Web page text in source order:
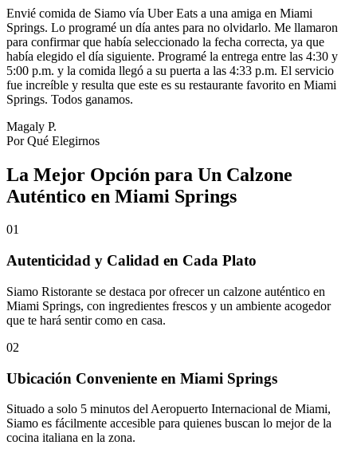
Envié comida de Siamo vía Uber Eats a una amiga en Miami
Springs. Lo programé un día antes para no olvidarlo. Me llamaron
para confirmar que había seleccionado la fecha correcta, ya que
había elegido el día siguiente. Programé la entrega entre las 4:30 y
5:00 p.m. y la comida llegó a su puerta a las 4:33 p.m. El servicio
fue increíble y resulta que este es su restaurante favorito en Miami
Springs. Todos ganamos.
Magaly P.
Por Qué Elegirnos
La Mejor Opción para Un Calzone
Auténtico en Miami Springs
01
Autenticidad y Calidad en Cada Plato
Siamo Ristorante se destaca por ofrecer un calzone auténtico en
Miami Springs, con ingredientes frescos y un ambiente acogedor
que te hará sentir como en casa.
02
Ubicación Conveniente en Miami Springs
Situado a solo 5 minutos del Aeropuerto Internacional de Miami,
Siamo es fácilmente accesible para quienes buscan lo mejor de la
cocina italiana en la zona.